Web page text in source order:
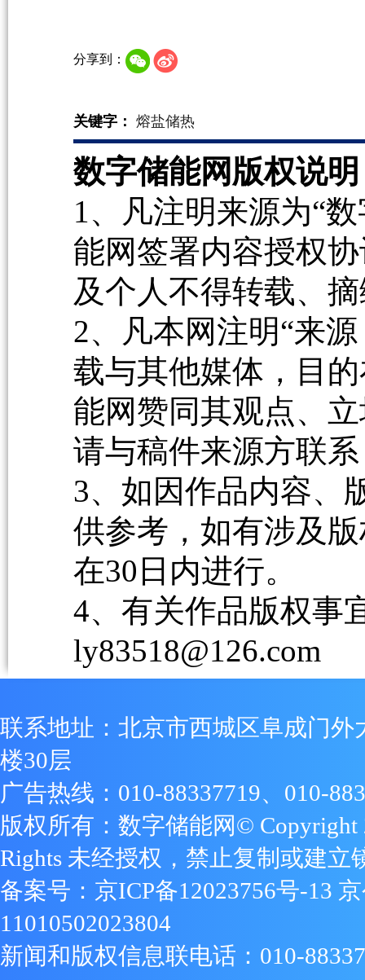
分享到：
关键字： 熔盐储热
数字储能网版权说
1、凡注明来源为“
能网签署内容授权
及个人不得转载、
2、凡本网注明“来
载与其他媒体，目
能网赞同其观点、
请与稿件来源方联
3、如因作品内容、
供参考，如有涉及
在30日内进行。
4、有关作品版权事
ly83518@126.com
联系地址：北京市西城区阜成门外
楼30层
广告热线：010-88337719、010-
版权所有：数字储能网© Copyright
Rights 未经授权，禁止复制或建立
备案号： 京ICP备12023756号-13
11010502023804
新闻和版权信息联电话：010-